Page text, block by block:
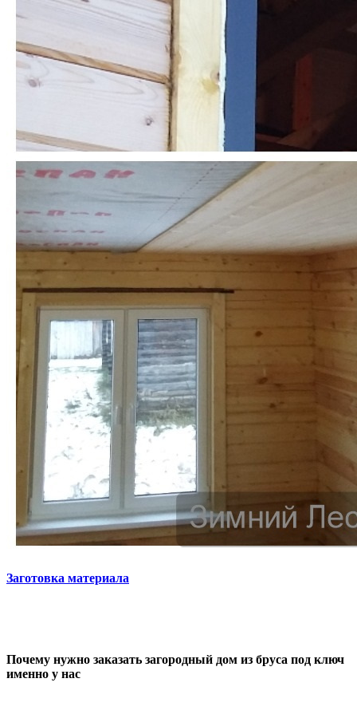
Заготовка материала
Почему нужно заказать загородный дом из бруса под ключ
именно у нас